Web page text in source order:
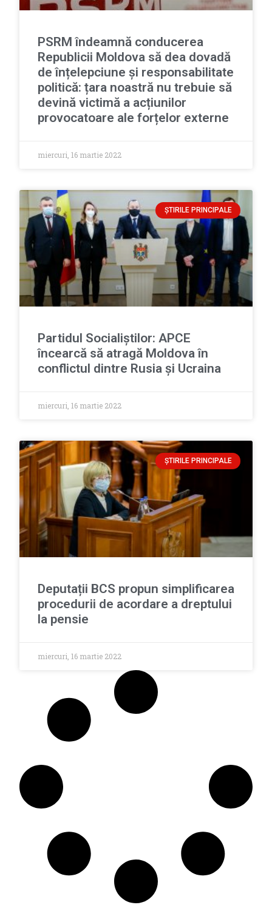
PSRM îndeamnă conducerea
Republicii Moldova să dea dovadă
de înțelepciune și responsabilitate
politică: țara noastră nu trebuie să
devină victimă a acțiunilor
provocatoare ale forțelor externe
miercuri, 16 martie 2022
ȘTIRILE PRINCIPALE
Partidul Socialiștilor: APCE
încearcă să atragă Moldova în
conflictul dintre Rusia și Ucraina
miercuri, 16 martie 2022
ȘTIRILE PRINCIPALE
Deputații BCS propun simplificarea
procedurii de acordare a dreptului
la pensie
miercuri, 16 martie 2022